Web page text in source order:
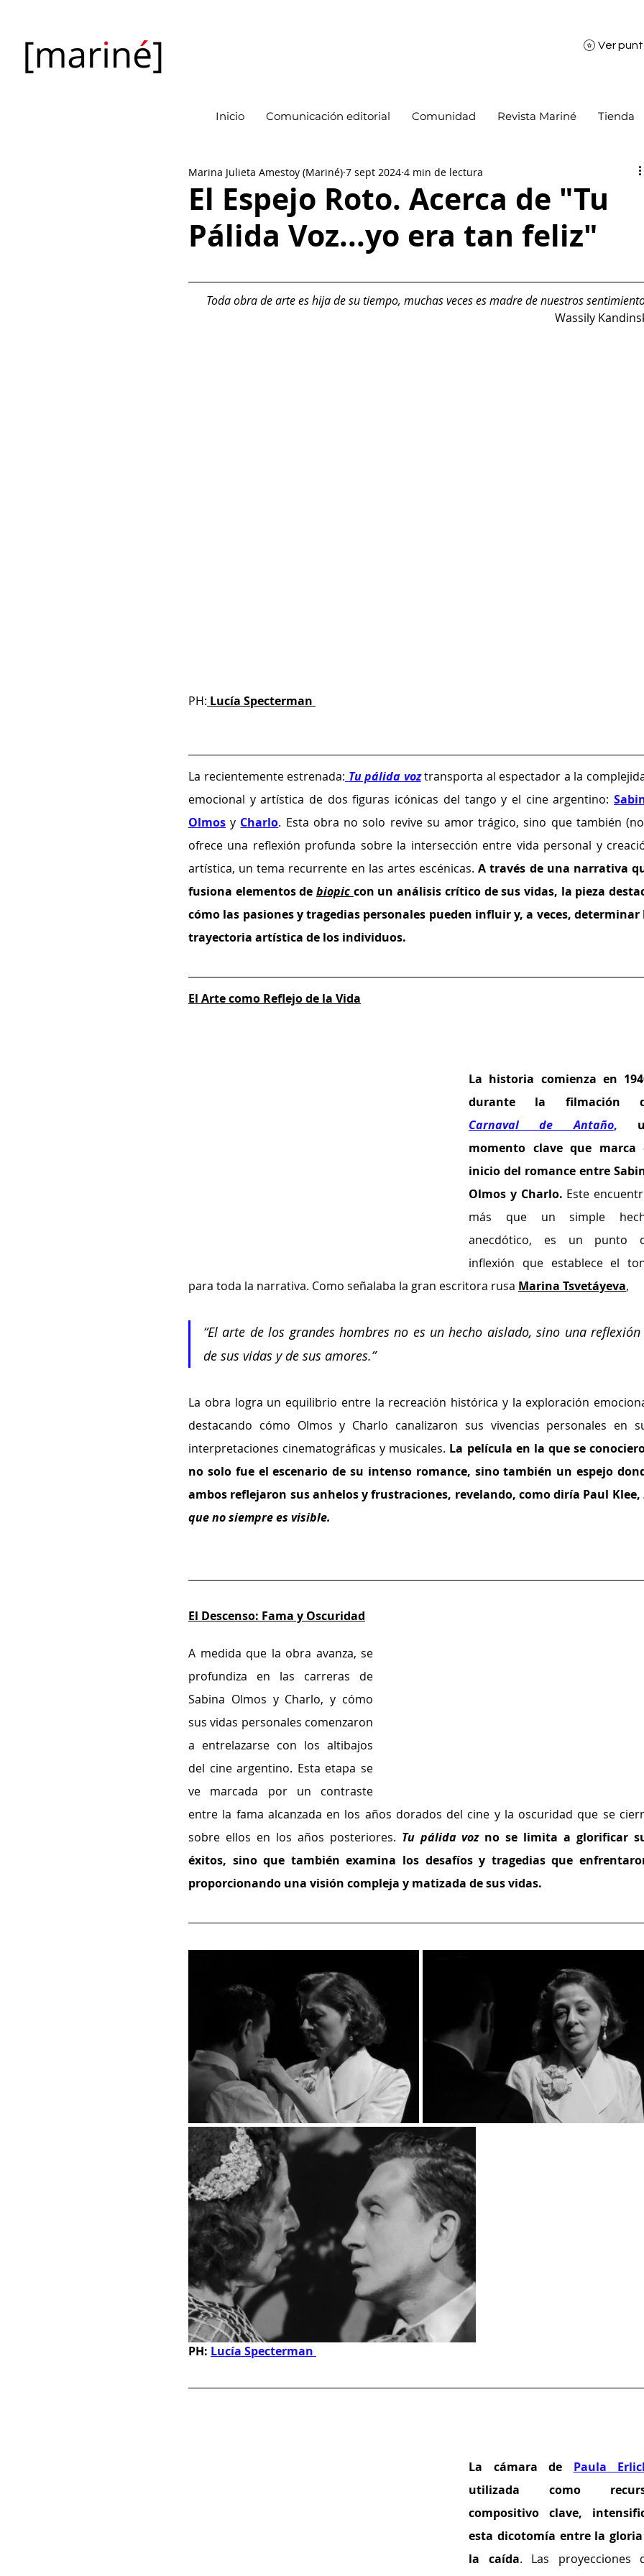
Ver
Inicio Comunicación editorial Comunidad Revista Mariné Tienda
El Espejo Roto. Acerca de "Tu
Pálida Voz...yo era tan feliz"
Marina Julieta Amestoy (Mariné) 7 sept 2024 4 min de lectura
Toda obra de arte es hija de su tiempo, muchas veces es madre de nuestros
Wassily
PH: Lucía Specterman
La recientemente estrenada: Tu pálida voz transporta al espectador a la
emocional y artística de dos figuras icónicas del tango y el cine argentino:
Olmos y Charlo. Esta obra no solo revive su amor trágico, sino que también
ofrece una reflexión profunda sobre la intersección entre vida personal y
artística, un tema recurrente en las artes escénicas. A través de una narrativa
fusiona elementos de biopic con un análisis crítico de sus vidas, la pieza
cómo las pasiones y tragedias personales pueden influir y, a veces, determinar
trayectoria artística de los individuos.
El Arte como Reflejo de la Vida
La historia comienza en
durante la filmación
Carnaval de Antaño,
momento clave que marca
inicio del romance entre
Olmos y Charlo. Este
más que un simple
anecdótico, es un punto
inflexión que establece el
para toda la narrativa. Como señalaba la gran escritora rusa Marina Tsvetáyeva,
“El arte de los grandes hombres no es un hecho aislado, sino una reflexión
de sus vidas y de sus amores.”
La obra logra un equilibrio entre la recreación histórica y la exploración
destacando cómo Olmos y Charlo canalizaron sus vivencias personales en
interpretaciones cinematográficas y musicales. La película en la que se
no solo fue el escenario de su intenso romance, sino también un espejo
ambos reflejaron sus anhelos y frustraciones, revelando, como diría Paul Klee,
que no siempre es visible.
El Descenso: Fama y Oscuridad
A medida que la obra avanza, se
profundiza en las carreras de
Sabina Olmos y Charlo, y cómo
sus vidas personales comenzaron
a entrelazarse con los altibajos
del cine argentino. Esta etapa se
ve marcada por un contraste
entre la fama alcanzada en los años dorados del cine y la oscuridad que se
sobre ellos en los años posteriores. Tu pálida voz no se limita a glorificar
éxitos, sino que también examina los desafíos y tragedias que
proporcionando una visión compleja y matizada de sus vidas.
PH: Lucía Specterman
La cámara de Paula
utilizada como
compositivo clave,
esta dicotomía entre la
la caída. Las proyecciones